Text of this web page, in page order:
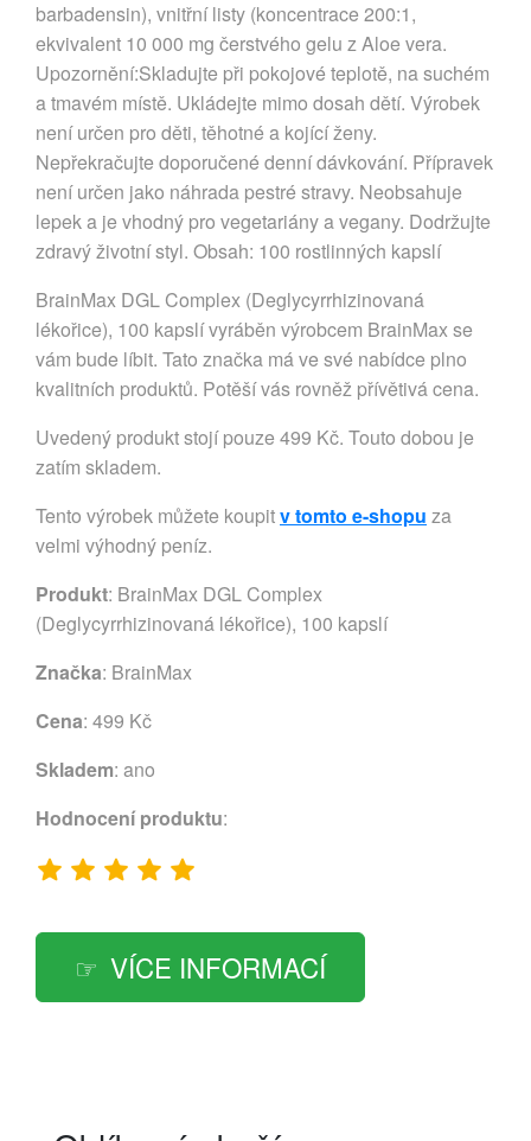
barbadensin), vnitřní listy (koncentrace 200:1,
ekvivalent 10 000 mg čerstvého gelu z Aloe vera.
Upozornění:Skladujte při pokojové teplotě, na suchém
a tmavém místě. Ukládejte mimo dosah dětí. Výrobek
není určen pro děti, těhotné a kojící ženy.
Nepřekračujte doporučené denní dávkování. Přípravek
není určen jako náhrada pestré stravy. Neobsahuje
lepek a je vhodný pro vegetariány a vegany. Dodržujte
zdravý životní styl. Obsah: 100 rostlinných kapslí
BrainMax DGL Complex (Deglycyrrhizinovaná
lékořice), 100 kapslí vyráběn výrobcem BrainMax se
vám bude líbit. Tato značka má ve své nabídce plno
kvalitních produktů. Potěší vás rovněž přívětivá cena.
Uvedený produkt stojí pouze 499 Kč. Touto dobou je
zatím skladem.
Tento výrobek můžete koupitv tomto e-shopu za
velmi výhodný peníz.
Produkt: BrainMax DGL Complex
(Deglycyrrhizinovaná lékořice), 100 kapslí
Značka: BrainMax
Cena: 499 Kč
Skladem: ano
Hodnocení produktu:
VÍCE INFORMACÍ